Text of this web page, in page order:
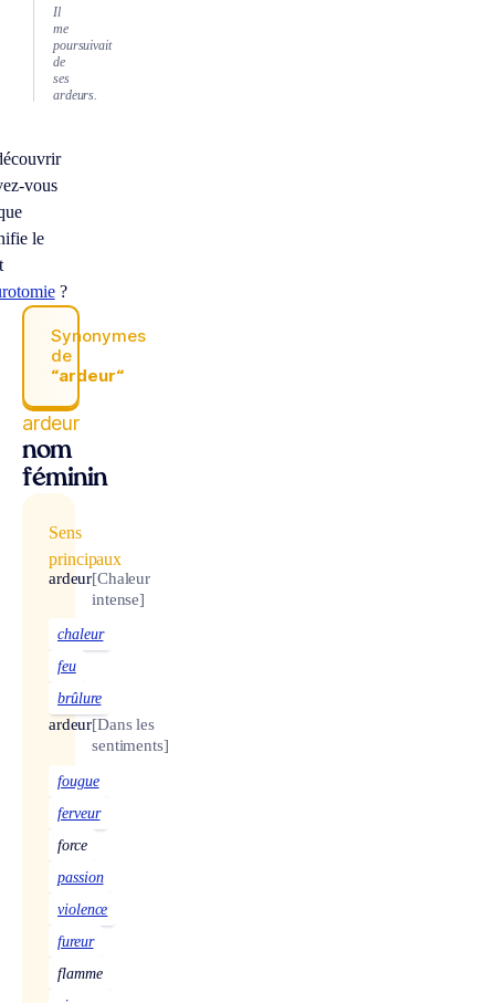
Il
me
poursuivait
de
ses
ardeurs.
vous
le
?
Synonymes
de
“ardeur“
ardeur
nom
féminin
Sens
principaux
ardeur[Chaleur
intense]
chaleur
feu
brûlure
ardeur[Dans les
sentiments]
fougue
ferveur
force
passion
violence
fureur
flamme